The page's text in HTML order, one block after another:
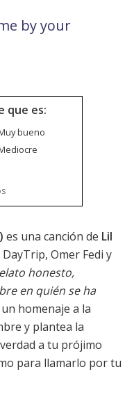
by your
que es:
bueno
es una canción de Lil
Omer Fedi y
honesto,
en quién se ha
homenaje a la
y plantea la
a tu prójimo
para llamarlo por tu